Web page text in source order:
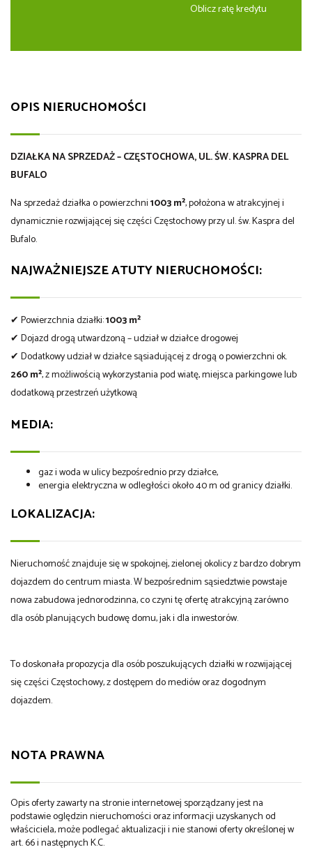
Oblicz ratę kredytu
OPIS NIERUCHOMOŚCI
DZIAŁKA NA SPRZEDAŻ – CZĘSTOCHOWA, UL. ŚW. KASPRA DEL
BUFALO
Na sprzedaż działka o powierzchni1003 m², położona w atrakcyjnej i
dynamicznie rozwijającej się części Częstochowy przy ul. św. Kaspra del
Bufalo.
NAJWAŻNIEJSZE ATUTY NIERUCHOMOŚCI:
✔ Powierzchnia działki:1003 m²
✔ Dojazd drogą utwardzoną – udział w działce drogowej
✔ Dodatkowy udział w działce sąsiadującej z drogą o powierzchni ok.
260 m², z możliwością wykorzystania pod wiatę, miejsca parkingowe lub
dodatkową przestrzeń użytkową
MEDIA:
gaz i woda w ulicy bezpośrednio przy działce,
energia elektryczna w odległości około 40 m od granicy działki.
LOKALIZACJA:
Nieruchomość znajduje się w spokojnej, zielonej okolicy z bardzo dobrym
dojazdem do centrum miasta. W bezpośrednim sąsiedztwie powstaje
nowa zabudowa jednorodzinna, co czyni tę ofertę atrakcyjną zarówno
dla osób planujących budowę domu, jak i dla inwestorów.
To doskonała propozycja dla osób poszukujących działki w rozwijającej
się części Częstochowy, z dostępem do mediów oraz dogodnym
dojazdem.
NOTA PRAWNA
Opis oferty zawarty na stronie internetowej sporządzany jest na
podstawie oględzin nieruchomości oraz informacji uzyskanych od
właściciela, może podlegać aktualizacji i nie stanowi oferty określonej w
art. 66 i następnych K.C.